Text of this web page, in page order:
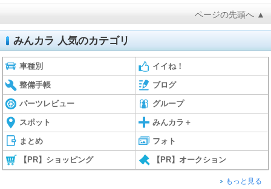
ページの先頭へ ▲
みんカラ 人気のカテゴリ
車種別 イイね！
整備手帳 ブログ
パーツレビュー グループ
スポット みんカラ＋
まとめ フォト
【PR】ショッピング 【PR】オークション
もっと見る